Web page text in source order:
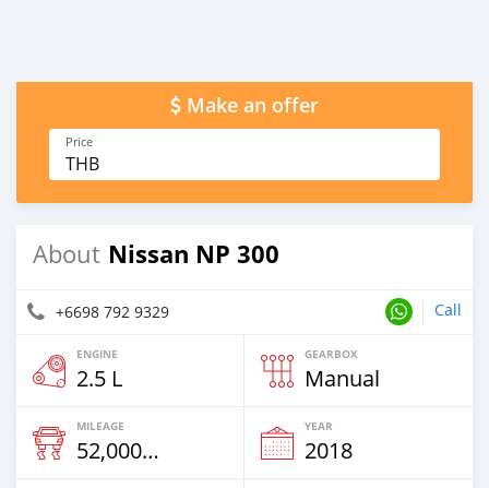
Make an offer
Price
THB
About Nissan NP 300
+6698 792 9329 Call
ENGINE
2.5 L
GEARBOX
Manual
MILEAGE
52,000 Km
YEAR
2018